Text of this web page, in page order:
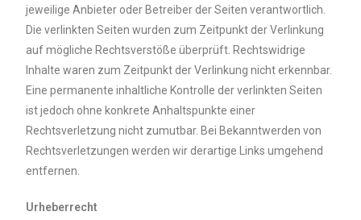
jeweilige Anbieter oder Betreiber der Seiten verantwortlich.
Die verlinkten Seiten wurden zum Zeitpunkt der Verlinkung
auf mögliche Rechtsverstöße überprüft. Rechtswidrige
Inhalte waren zum Zeitpunkt der Verlinkung nicht erkennbar.
Eine permanente inhaltliche Kontrolle der verlinkten Seiten
ist jedoch ohne konkrete Anhaltspunkte einer
Rechtsverletzung nicht zumutbar. Bei Bekanntwerden von
Rechtsverletzungen werden wir derartige Links umgehend
entfernen.
Urheberrecht